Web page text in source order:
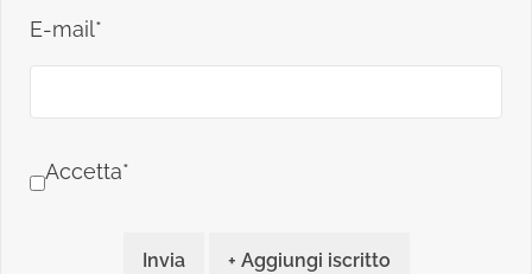
E-mail*
Accetta*
Invia + Aggiungi iscritto